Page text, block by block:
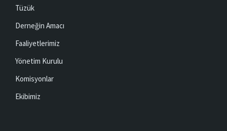
Tüzük
Derneğin Amacı
Faaliyetlerimiz
Yönetim Kurulu
Komisyonlar
Ekibimiz